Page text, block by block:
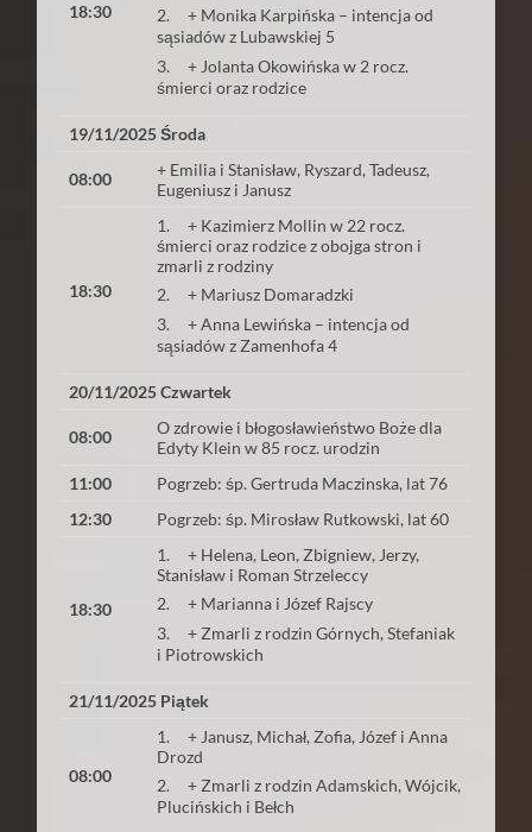
18:30
2. + Monika Karpińska – intencja od
sąsiadów z Lubawskiej 5
3. + Jolanta Okowińska w 2 rocz.
śmierci oraz rodzice
19/11/2025 Środa
08:00
+ Emilia i Stanisław, Ryszard, Tadeusz,
Eugeniusz i Janusz
18:30
1. + Kazimierz Mollin w 22 rocz.
śmierci oraz rodzice z obojga stron i
zmarli z rodziny
2. + Mariusz Domaradzki
3. + Anna Lewińska – intencja od
sąsiadów z Zamenhofa 4
20/11/2025 Czwartek
08:00
O zdrowie i błogosławieństwo Boże dla
Edyty Klein w 85 rocz. urodzin
11:00
Pogrzeb: śp. Gertruda Maczinska, lat 76
12:30
Pogrzeb: śp. Mirosław Rutkowski, lat 60
18:30
1. + Helena, Leon, Zbigniew, Jerzy,
Stanisław i Roman Strzeleccy
2. + Marianna i Józef Rajscy
3. + Zmarli z rodzin Górnych, Stefaniak
i Piotrowskich
21/11/2025 Piątek
08:00
1. + Janusz, Michał, Zofia, Józef i Anna
Drozd
2. + Zmarli z rodzin Adamskich, Wójcik,
Plucińskich i Bełch